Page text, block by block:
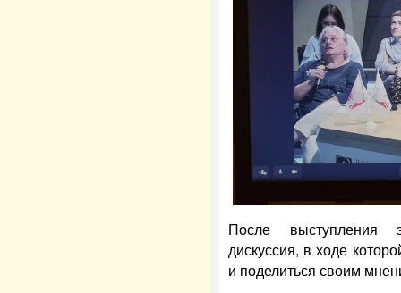
После выступления
дискуссия, в ходе
и поделиться своим